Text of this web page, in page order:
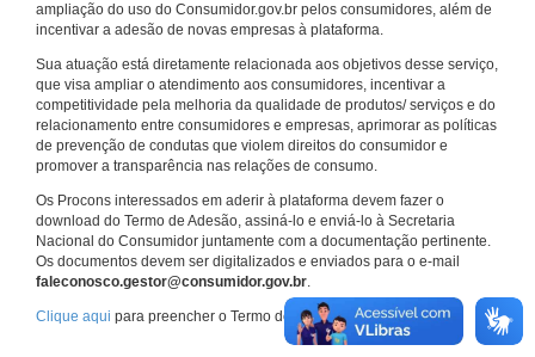
ampliação do uso do Consumidor.gov.br pelos consumidores, além de
incentivar a adesão de novas empresas à plataforma.
Sua atuação está diretamente relacionada aos objetivos desse serviço,
que visa ampliar o atendimento aos consumidores, incentivar a
competitividade pela melhoria da qualidade de produtos/ serviços e do
relacionamento entre consumidores e empresas, aprimorar as políticas
de prevenção de condutas que violem direitos do consumidor e
promover a transparência nas relações de consumo.
Os Procons interessados em aderir à plataforma devem fazer o
download do Termo de Adesão, assiná-lo e enviá-lo à Secretaria
Nacional do Consumidor juntamente com a documentação pertinente.
Os documentos devem ser digitalizados e enviados para o e-mail
faleconosco.gestor@consumidor.gov.br.
Clique aqui para preencher o Termo de Adesão.